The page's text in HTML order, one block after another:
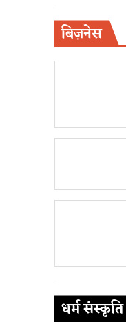
बिज़नेस
धर्म संस्कृति